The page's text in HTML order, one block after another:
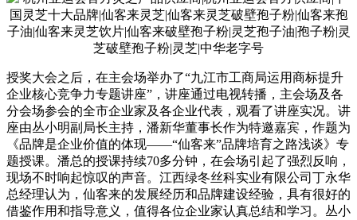
授奖大会之后，在主会场举办了“九江市工商局运用商标提升
企业核心竞争力专题讲座”，讲座通过电视转播，主会场及各
分会场参会的全市企业家及各企业代表，观看了讲座实况。讲
座由丛小明副局长主持，潘新华董事长作为特邀嘉宾，作题为
《品牌是企业价值的体现——“仙客来”品牌培育之路浅谈》专
题授课。潘总的授课持续70多分钟，在会场引起了强烈反响，
现场不时响起惊叹的声音。江西绿冬丝科实业有限公司丁永华
总经理认为，仙客来的发展经历和品牌建设经验，具有很好的
借鉴作用和指导意义，值得各位企业家认真总结和学习。丛小